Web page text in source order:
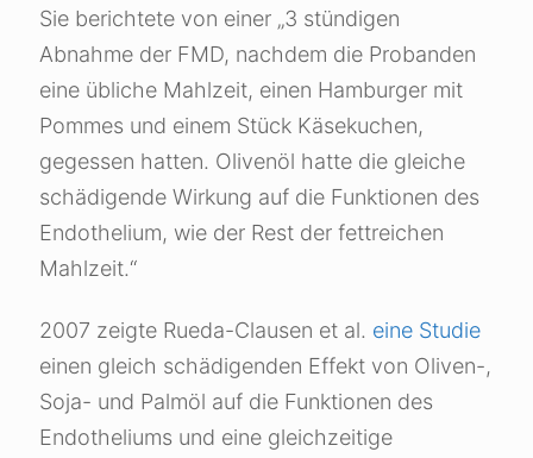
Sie berichtete von einer „3 stündigen
Abnahme der FMD, nachdem die Probanden
eine übliche Mahlzeit, einen Hamburger mit
Pommes und einem Stück Käsekuchen,
gegessen hatten. Olivenöl hatte die gleiche
schädigende Wirkung auf die Funktionen des
Endothelium, wie der Rest der fettreichen
Mahlzeit.“
2007 zeigte Rueda-Clausen et al. eine Studie
einen gleich schädigenden Effekt von Oliven-,
Soja- und Palmöl auf die Funktionen des
Endotheliums und eine gleichzeitige